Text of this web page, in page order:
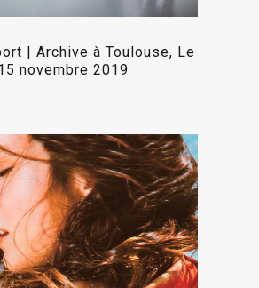
| Archive à Toulouse, Le
novembre 2019